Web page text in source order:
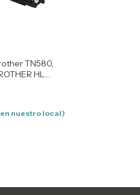
TN580,
HL
nuestro local)